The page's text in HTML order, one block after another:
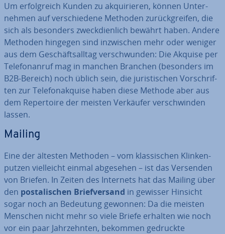
Um er­folg­reich Kunden zu ak­qui­rie­ren, können Un­ter­
neh­men auf ver­schie­de­ne Methoden zu­rück­grei­fen, die
sich als besonders zweck­dien­lich bewährt haben. Andere
Methoden hingegen sind in­zwi­schen mehr oder weniger
aus dem Ge­schäfts­all­tag ver­schwun­den: Die Akquise per
Te­le­fon­an­ruf mag in manchen Branchen (besonders im
B2B-Bereich) noch üblich sein, die ju­ris­ti­schen Vor­schrif­
ten zur Te­le­fon­ak­qui­se haben diese Methode aber aus
dem Re­per­toire der meisten Verkäufer ver­schwin­den
lassen.
Mailing
Eine der ältesten Methoden – vom klas­si­schen Klin­ken­
put­zen viel­leicht einmal abgesehen – ist das Versenden
von Briefen. In Zeiten des Internets hat das Mailing über
den pos­ta­li­schen Brief­ver­sand in gewisser Hinsicht
sogar noch an Bedeutung gewonnen: Da die meisten
Menschen nicht mehr so viele Briefe erhalten wie noch
vor ein paar Jahr­zehn­ten, bekommen gedruckte